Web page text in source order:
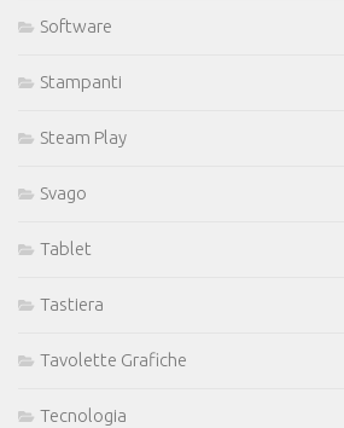
Software
Stampanti
Steam Play
Svago
Tablet
Tastiera
Tavolette Grafiche
Tecnologia